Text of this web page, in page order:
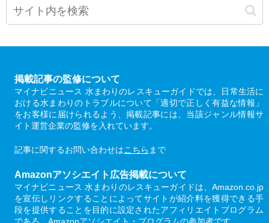
掲載記事の監修について
マイナビニュース 水まわりのレスキューガイドでは、日常生活に
おける水まわりのトラブルについて「適切で正しく有益な情報」
をお客様に届けられるよう、掲載記事には、当該ジャンル情報サ
イト運営企業の監修を入れています。
記事に関するお問い合わせはこちら まで
Amazonアソシエイト広告掲載について
マイナビニュース 水まわりのレスキューガイドは、Amazon.co.jp
を宣伝しリンクすることによってサイトが紹介料を獲得できる手
段を提供することを目的に設定されたアフィリエイトプログラム